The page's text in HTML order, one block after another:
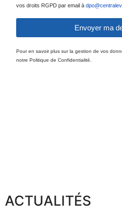
vos droits RGPD par email à
Envoyer ma
Pour en savoir plus sur la gestion de vos
notre Politique de Confidentialité.
ACTUALITÉS